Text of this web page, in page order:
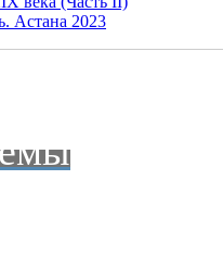
Астана 2023